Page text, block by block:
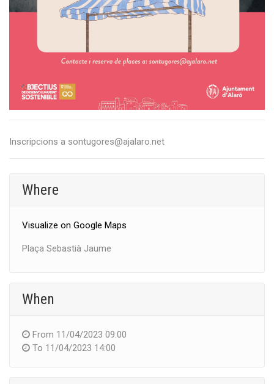
Inscripcions a sontugores@ajalaro.net
Where
Visualize on Google Maps
Plaça Sebastià Jaume
When
From 11/04/2023 09:00
To 11/04/2023 14:00